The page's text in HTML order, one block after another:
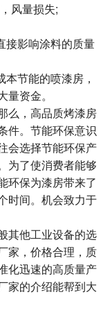
风量损失;
影响涂料的质量
节能的喷漆房，
资金。
，高品质烤漆房
件。节能环保意识
会选择节能环保产
为了使消费者能够
环保为漆房带来了
时间。机会致力于
其他工业设备的选
家，价格合理，质
化迅速的高质量产
家的介绍能帮到大